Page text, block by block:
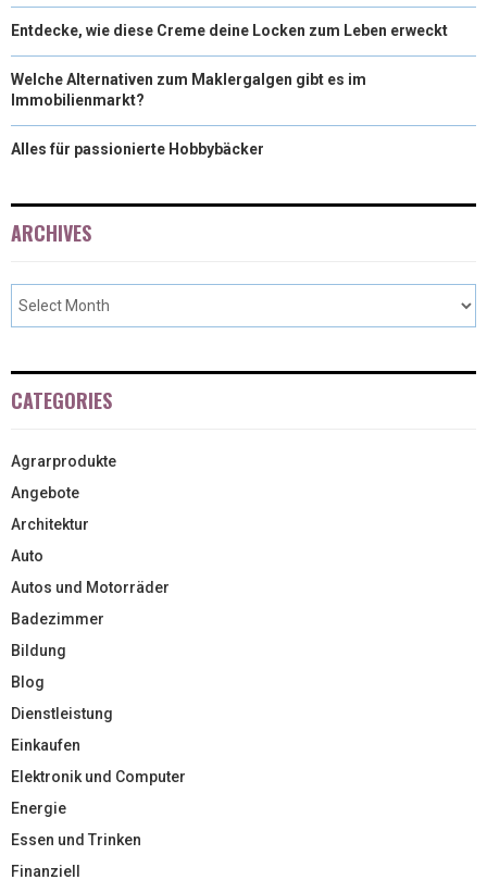
Entdecke, wie diese Creme deine Locken zum Leben erweckt
Welche Alternativen zum Maklergalgen gibt es im
Immobilienmarkt?
Alles für passionierte Hobbybäcker
ARCHIVES
CATEGORIES
Agrarprodukte
Angebote
Architektur
Auto
Autos und Motorräder
Badezimmer
Bildung
Blog
Dienstleistung
Einkaufen
Elektronik und Computer
Energie
Essen und Trinken
Finanziell